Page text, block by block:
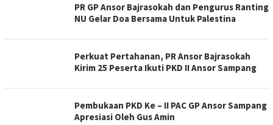
PR GP Ansor Bajrasokah dan Pengurus Ranting
NU Gelar Doa Bersama Untuk Palestina
Perkuat Pertahanan, PR Ansor Bajrasokah
Kirim 25 Peserta Ikuti PKD II Ansor Sampang
Pembukaan PKD Ke – II PAC GP Ansor Sampang
Apresiasi Oleh Gus Amin